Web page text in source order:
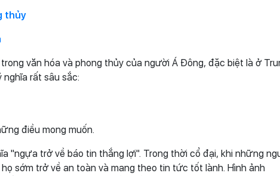
thủy
văn hóa và phong thủy của người Á Đông, đặc biệt là ở
nghĩa rất sâu sắc:
điều mong muốn.
"ngựa trở về báo tin thắng lợi". Trong thời cổ đại, khi những
sớm trở về an toàn và mang theo tin tức tốt lành. Hình ảnh